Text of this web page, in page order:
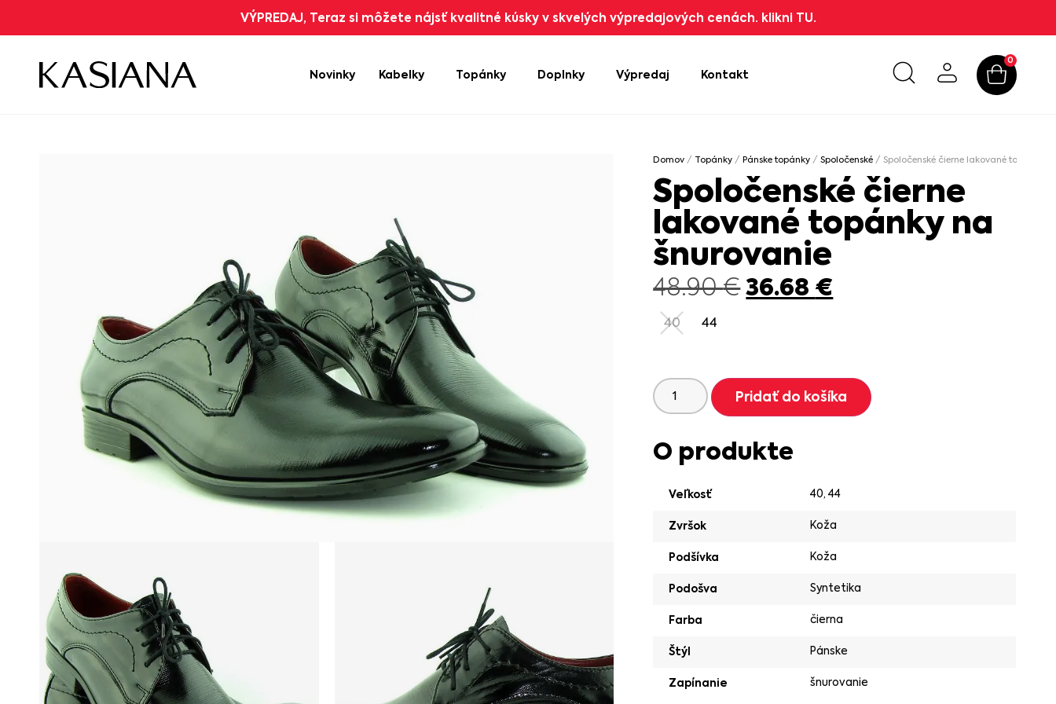
VÝPREDAJ, Teraz si môžete nájsť kvalitné kúsky v skvelých výpredajových cenách. klikni TU.
Novinky Kabelky Topánky Doplnky Výpredaj Kontakt
0
Domov / Topánky /Pánske topánky /Spoločenské / Spoločenské čierne lakované topánky
Spoločenské čierne
lakované topánky na
šnurovanie
48.90€36.68 €
40 44
Pridať do košíka
O produkte
Veľkosť 40,44
Zvršok Koža
Podšívka Koža
Podošva Syntetika
Farba čierna
Štýl Pánske
Zapínanie šnurovanie